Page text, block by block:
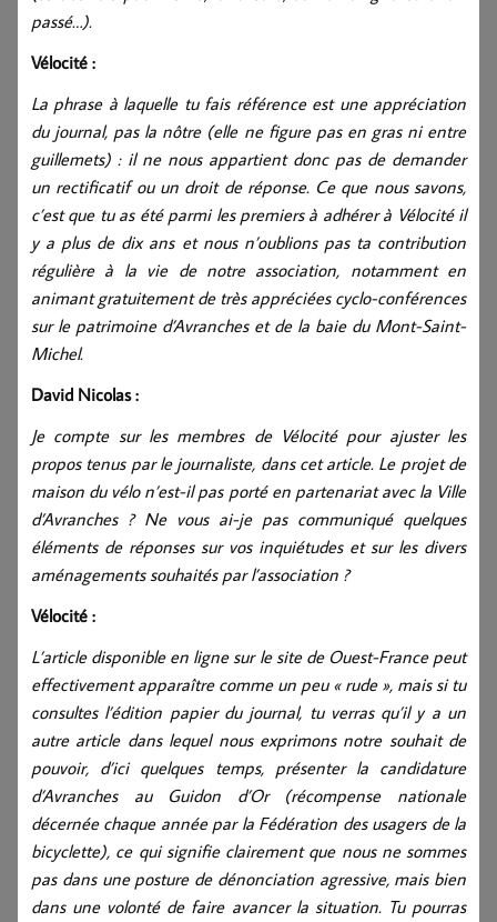
passé…).
Vélocité :
La phrase à laquelle tu fais référence est une appréciation
du journal, pas la nôtre (elle ne figure pas en gras ni entre
guillemets) : il ne nous appartient donc pas de demander
un rectificatif ou un droit de réponse. Ce que nous savons,
c’est que tu as été parmi les premiers à adhérer à Vélocité il
y a plus de dix ans et nous n’oublions pas ta contribution
régulière à la vie de notre association, notamment en
animant gratuitement de très appréciées cyclo-conférences
sur le patrimoine d’Avranches et de la baie du Mont-Saint-
Michel.
David Nicolas :
Je compte sur les membres de Vélocité pour ajuster les
propos tenus par le journaliste, dans cet article. Le projet de
maison du vélo n’est-il pas porté en partenariat avec la Ville
d’Avranches ? Ne vous ai-je pas communiqué quelques
éléments de réponses sur vos inquiétudes et sur les divers
aménagements souhaités par l’association ?
Vélocité :
L’article disponible en ligne sur le site de Ouest-France peut
effectivement apparaître comme un peu « rude », mais si tu
consultes l’édition papier du journal, tu verras qu’il y a un
autre article dans lequel nous exprimons notre souhait de
pouvoir, d’ici quelques temps, présenter la candidature
d’Avranches au Guidon d’Or (récompense nationale
décernée chaque année par la Fédération des usagers de la
bicyclette), ce qui signifie clairement que nous ne sommes
pas dans une posture de dénonciation agressive, mais bien
dans une volonté de faire avancer la situation. Tu pourras